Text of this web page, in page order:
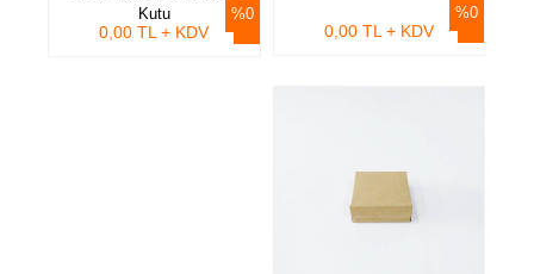
%0
Kutu
0,00 TL + KDV
%0
0,00 TL + KDV